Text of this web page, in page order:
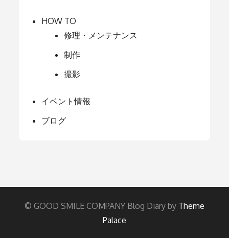
HOW TO
修理・メンテナンス
制作
撮影
イベント情報
ブログ
© GOOD SMILE COMPANY Blog Diary by Theme
Palace